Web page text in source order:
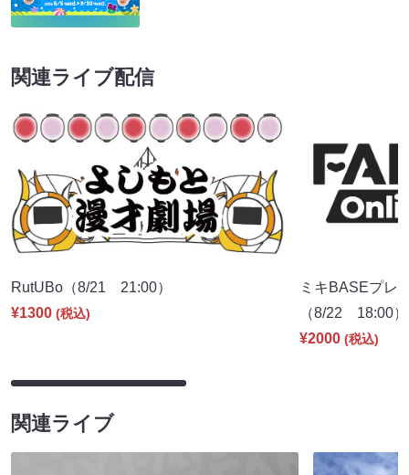
関連ライブ配信
RutUBo（8/21 21:00）
¥1300 (税込)
ミキBASEプレ
（8/22 18:00）
¥2000 (税込)
関連ライブ